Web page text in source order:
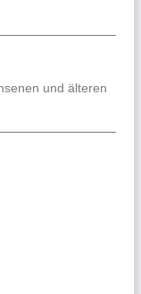
und älteren